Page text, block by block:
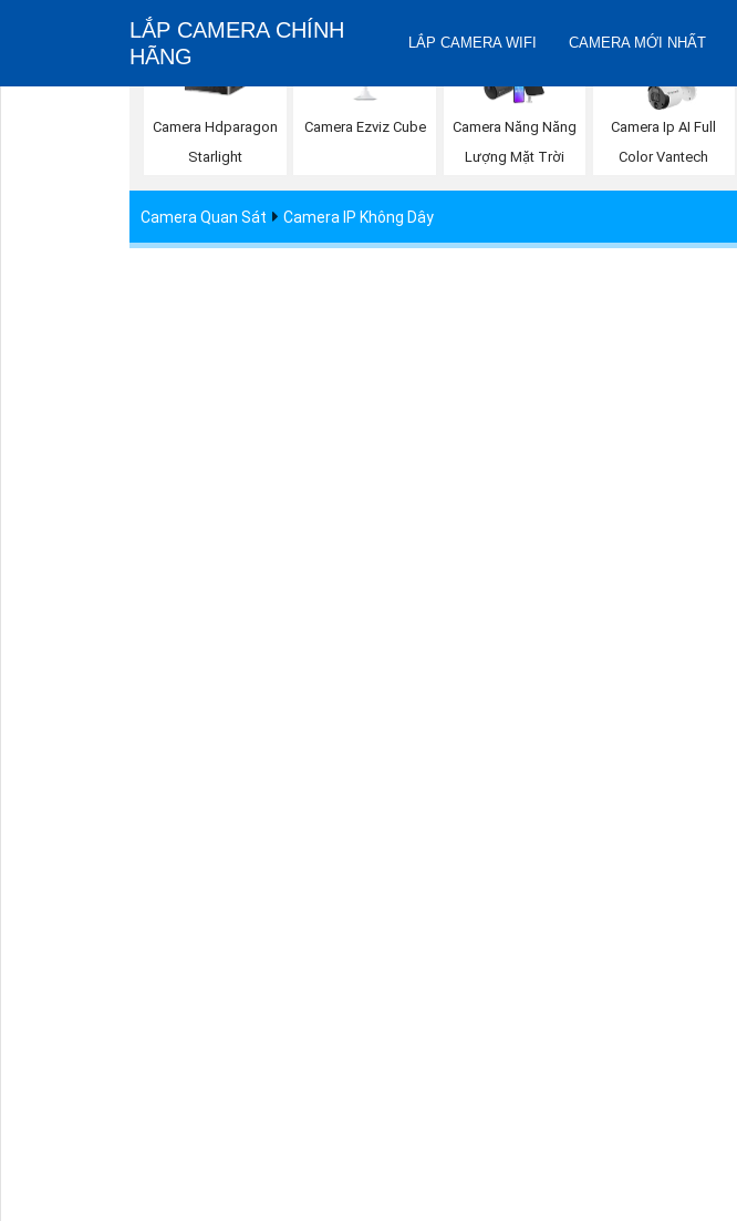
LẮP CAMERA CHÍNH
HÃNG
LẮP CAMERA WIFI CAMERA MỚI NHẤT
Camera Hdparagon
Starlight
Camera Ezviz Cube
Camera Năng Năng
Lượng Mặt Trời
Camera Ip AI Full
Color Vantech
Camera Quan Sát Camera IP Không Dây